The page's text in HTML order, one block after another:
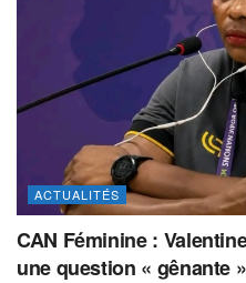
ACTUALITÉS
CAN Féminine :
une question « gênante